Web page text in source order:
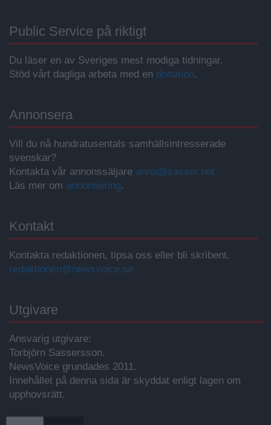
Public Service på riktigt
Du läser en av Sveriges mest modiga tidningar.
Stöd vårt dagliga arbeta med en donation.
Annonsera
Vill du nå hundratusentals samhällsintresserade
svenskar?
Kontakta vår annonssäljare anna@sasser.net
Läs mer om annonsering.
Kontakt
Kontakta redaktionen, tipsa oss eller bli skribent.
redaktionen@newsvoice.se
Utgivare
Ansvarig utgivare:
Torbjörn Sassersson.
NewsVoice grundades 2011.
Innehållet på denna sida är skyddat enligt lagen om
upphovsrätt.